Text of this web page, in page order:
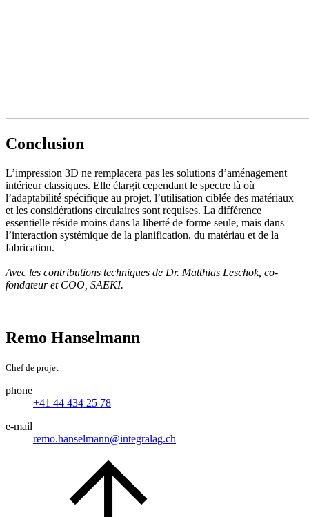
Conclusion
L’impression 3D ne remplacera pas les solutions d’aménagement
intérieur classiques. Elle élargit cependant le spectre là où
l’adaptabilité spécifique au projet, l’utilisation ciblée des matériaux
et les considérations circulaires sont requises. La différence
essentielle réside moins dans la liberté de forme seule, mais dans
l’interaction systémique de la planification, du matériau et de la
fabrication.
Avec les contributions techniques de Dr. Matthias Leschok, co-
fondateur et COO, SAEKI.
Remo Hanselmann
Chef de projet
phone
+41 44 434 25 78
e-mail
remo.hanselmann@integralag.ch